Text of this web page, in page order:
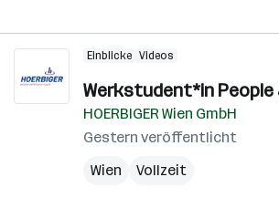
Einblicke Videos
Werkstudent*in People
HOERBIGER Wien GmbH
Gestern veröffentlicht
Wien
Vollzeit